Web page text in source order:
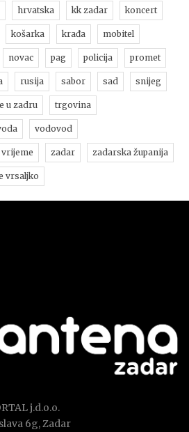
hrvatska kk zadar koncert
košarka krađa mobitel
novac pag policija promet
rusija sabor sad snijeg
u zadru trgovina
vodovod
vrijeme zadar zadarska županija
vrsaljko
j.d.o.o.
6g, Zadar